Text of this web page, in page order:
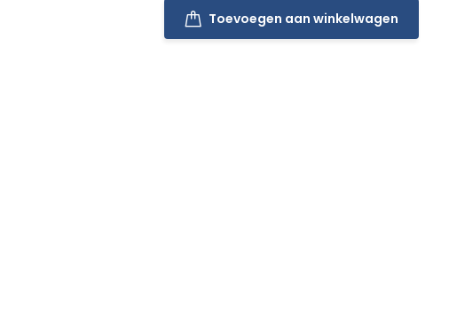
Toevoegen aan winkelwagen